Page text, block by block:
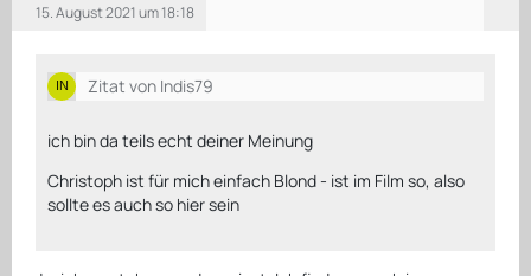
15. August 2021 um 18:18
Zitat von Indis79
ich bin da teils echt deiner Meinung
Christoph ist für mich einfach Blond - ist im Film so, also
sollte es auch so hier sein